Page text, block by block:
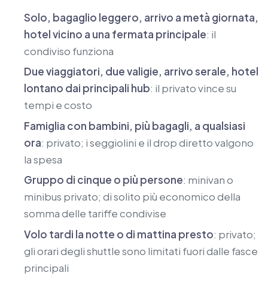
Solo, bagaglio leggero, arrivo a metà giornata,
hotel vicino a una fermata principale: il
condiviso funziona
Due viaggiatori, due valigie, arrivo serale, hotel
lontano dai principali hub: il privato vince su
tempi e costo
Famiglia con bambini, più bagagli, a qualsiasi
ora: privato; i seggiolini e il drop diretto valgono
la spesa
Gruppo di cinque o più persone: minivan o
minibus privato; di solito più economico della
somma delle tariffe condivise
Volo tardi la notte o di mattina presto: privato;
gli orari degli shuttle sono limitati fuori dalle fasce
principali